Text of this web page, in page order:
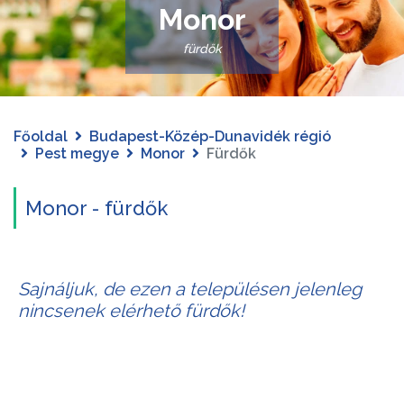
Monor
fürdők
Főoldal
Budapest-Közép-Dunavidék régió
Pest megye
Monor Fürdők
Monor - fürdők
Sajnáljuk, de ezen a településen jelenleg
nincsenek elérhető fürdők!